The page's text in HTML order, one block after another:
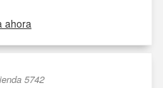
ahora
5742